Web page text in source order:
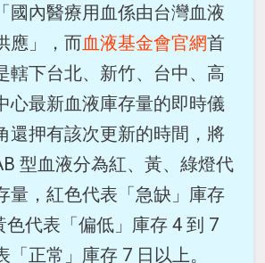
國內醫療用血係由台灣血液
應」，而血液基金會官網首
轄下台北、新竹、台中、高
心最新血液庫存量的即時儀
還押有該次更新的時間，將
型血液分為紅、黃、綠燈代
量，紅色代表「急缺」庫存
色代表「偏低」庫存 4 到 7
「正常」庫存 7 日以上。